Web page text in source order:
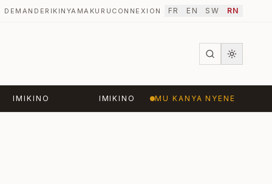
DEMANDER IKINYAMAKURU CONNEXION · FR EN SW RN
IMIKINO IMIKINO MU KANYA NYENE